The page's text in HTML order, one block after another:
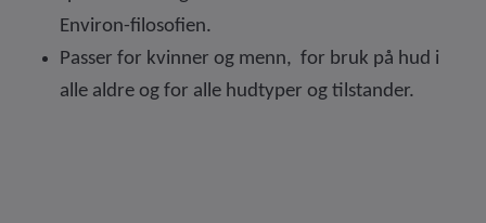
Environ-filosofien.
Passer for kvinner og menn, for bruk på hud i
alle aldre og for alle hudtyper og tilstander.